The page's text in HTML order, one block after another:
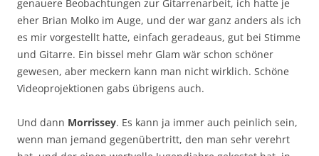
genauere Beobachtungen zur Gitarrenarbeit, ich hatte je
eher Brian Molko im Auge, und der war ganz anders als ich
es mir vorgestellt hatte, einfach geradeaus, gut bei Stimme
und Gitarre. Ein bissel mehr Glam wär schon schöner
gewesen, aber meckern kann man nicht wirklich. Schöne
Videoprojektionen gabs übrigens auch.
Und dann Morrissey. Es kann ja immer auch peinlich sein,
wenn man jemand gegenübertritt, den man sehr verehrt